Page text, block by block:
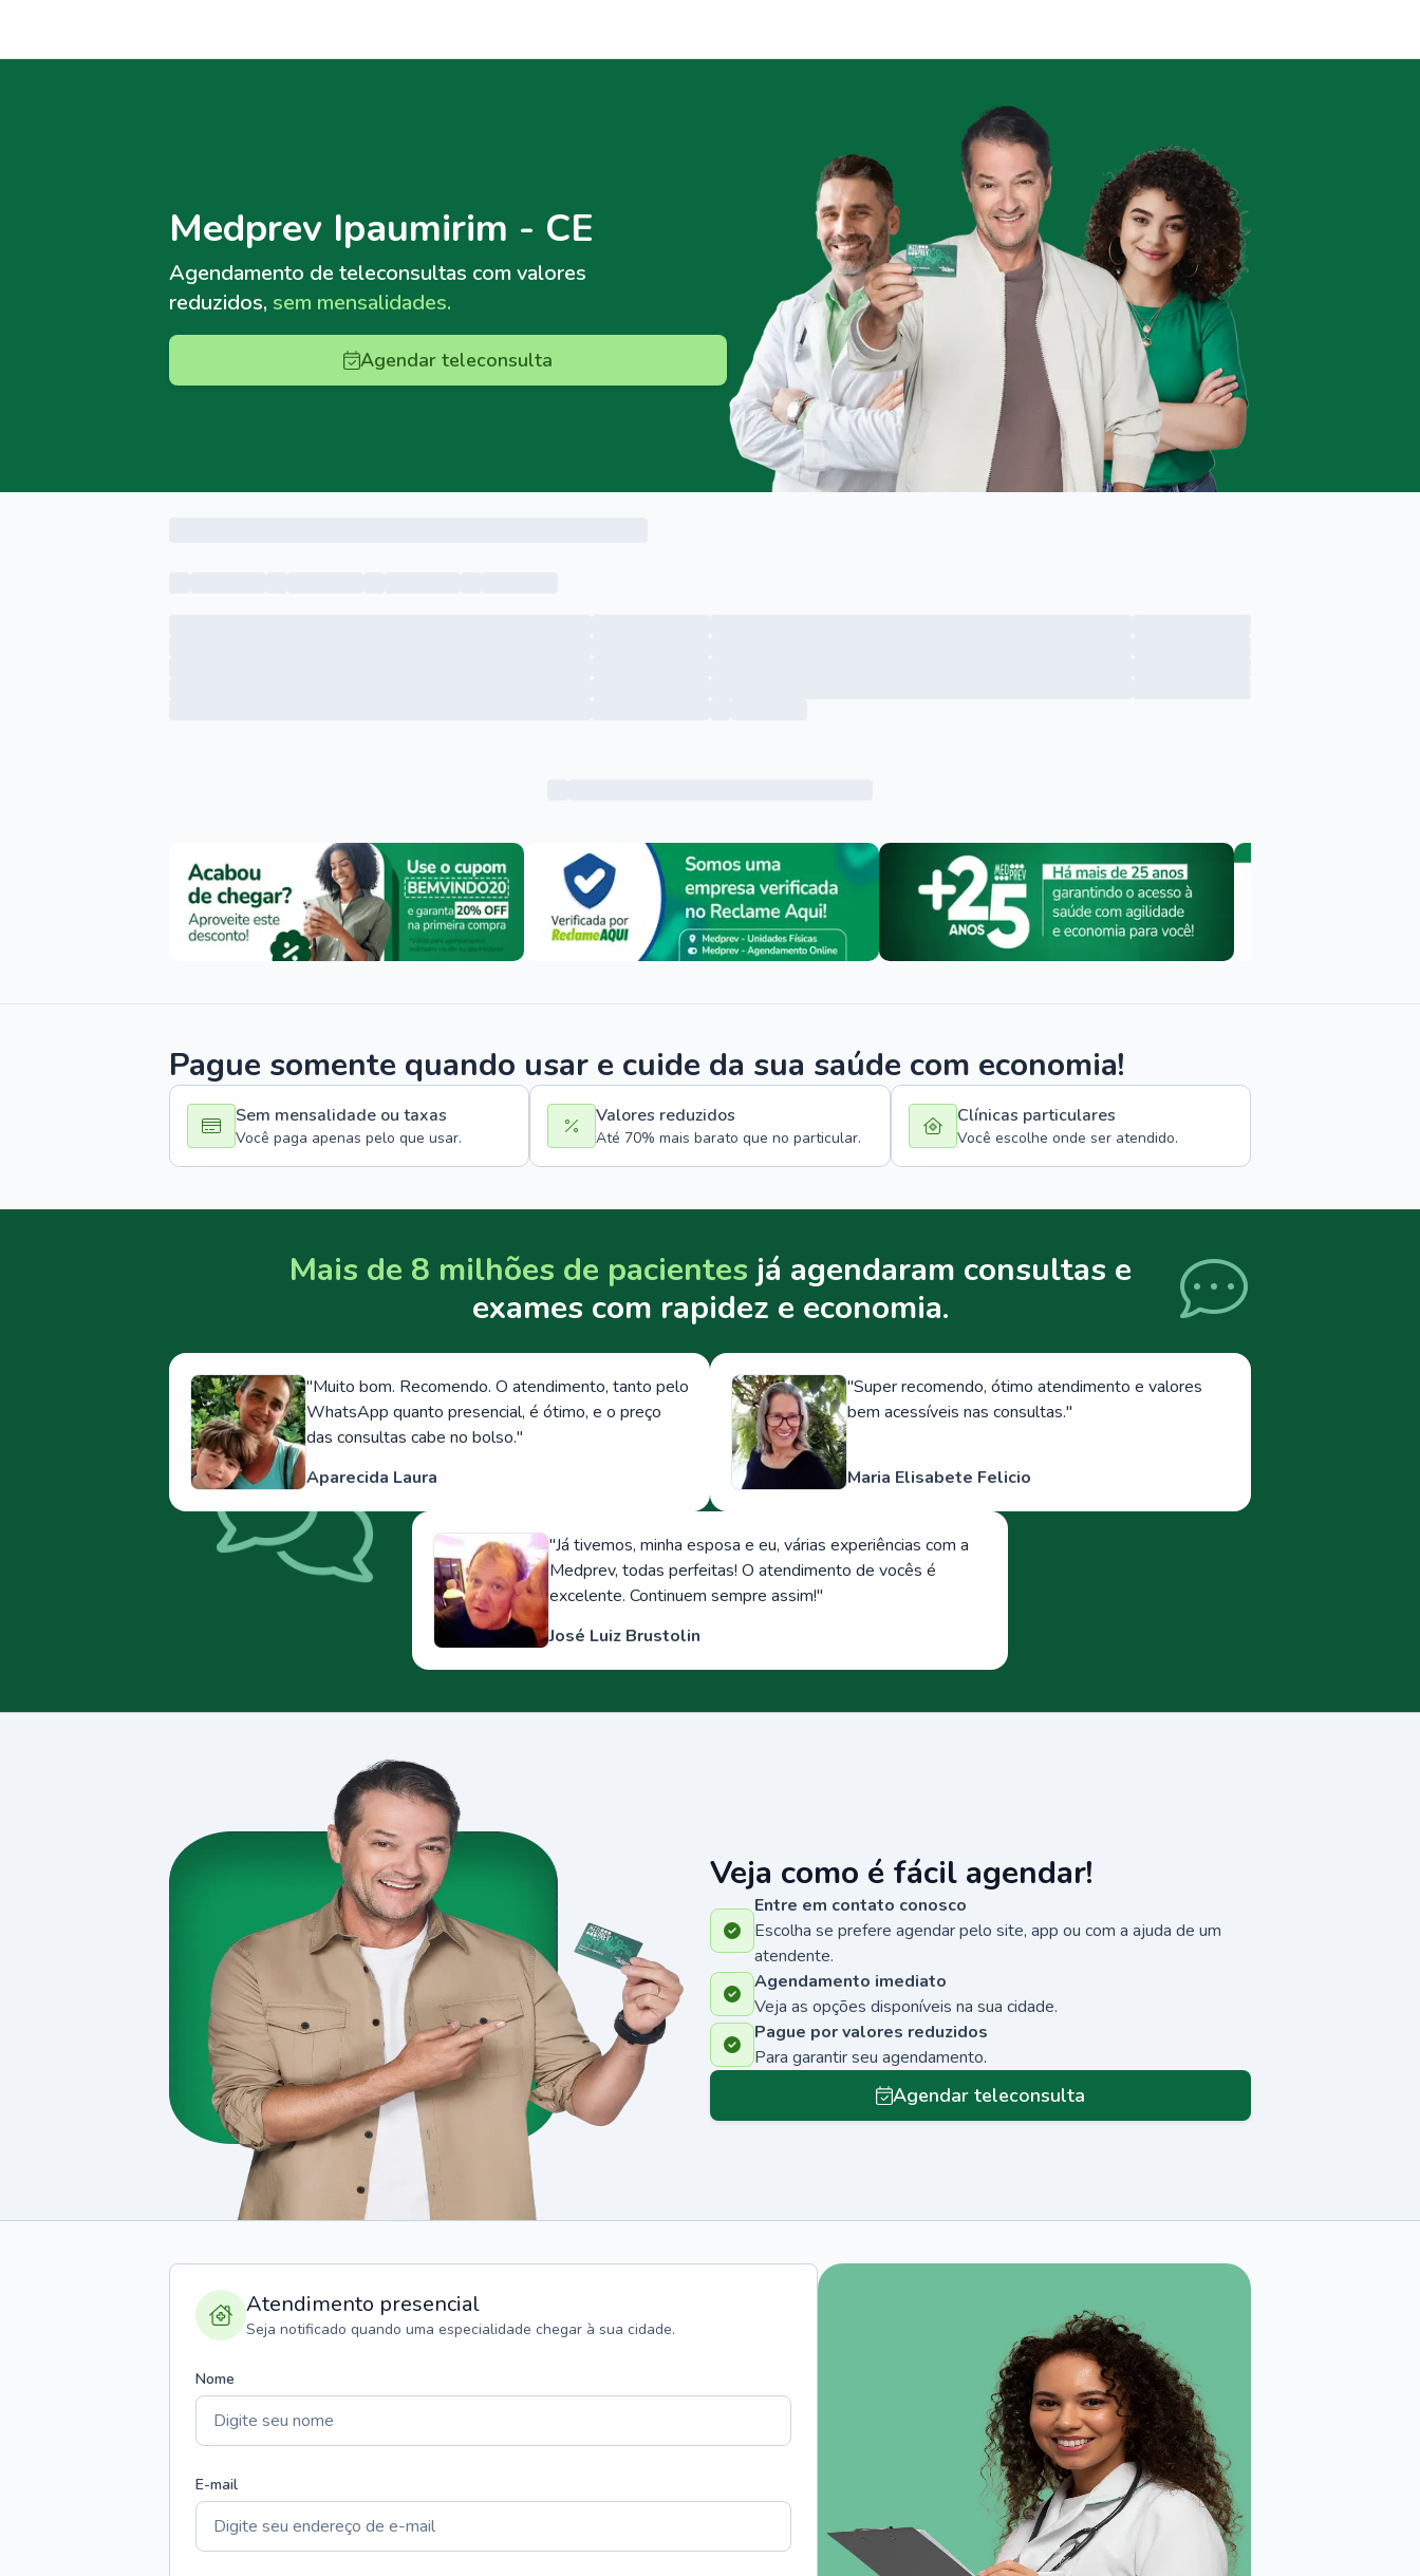
Medprev Ipaumirim - CE
Agendamento de teleconsultas com valores
reduzidos, sem mensalidades.
Agendar teleconsulta
Menu lateral
Pague somente quando usar e cuide da sua saúde com economia!
Sem mensalidade ou taxas
Você paga apenas pelo que usar.
Valores reduzidos
Até 70% mais barato que no particular.
Clínicas particulares
Você escolhe onde ser atendido.
Mais de 8 milhões de pacientes já agendaram consultas e
exames com rapidez e economia.
"Muito bom. Recomendo. O atendimento, tanto pelo
WhatsApp quanto presencial, é ótimo, e o preço
das consultas cabe no bolso."
Aparecida Laura
"Super recomendo, ótimo atendimento e valores
bem acessíveis nas consultas."
Maria Elisabete Felicio
"Já tivemos, minha esposa e eu, várias experiências com a
Medprev, todas perfeitas! O atendimento de vocês é
excelente. Continuem sempre assim!"
José Luiz Brustolin
Veja como é fácil agendar!
Entre em contato conosco
Escolha se prefere agendar pelo site, app ou com a ajuda de um
atendente.
Agendamento imediato
Veja as opções disponíveis na sua cidade.
Pague por valores reduzidos
Para garantir seu agendamento.
Agendar teleconsulta
Atendimento presencial
Seja notificado quando uma especialidade chegar à sua cidade.
Nome
E-mail